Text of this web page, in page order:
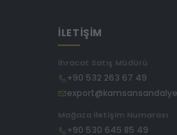
İLETİŞİM
İhracat Satış Müdürü
+90 532 263 67 49
Mağaza İletişim Numarası
+90 530 645 85 49